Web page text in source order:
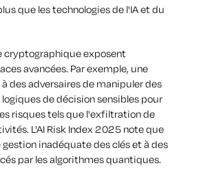
que les technologies de l'IA et du
cryptographique exposent
avancées. Par exemple, une
adversaires de manipuler des
de décision sensibles pour
risques tels que l'exfiltration de
L'AI Risk Index 2025 note que
inadéquate des clés et à des
par les algorithmes quantiques.